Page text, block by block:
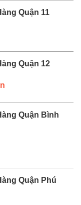
Quận 11
Quận 12
Quận Bình
Quận Phú